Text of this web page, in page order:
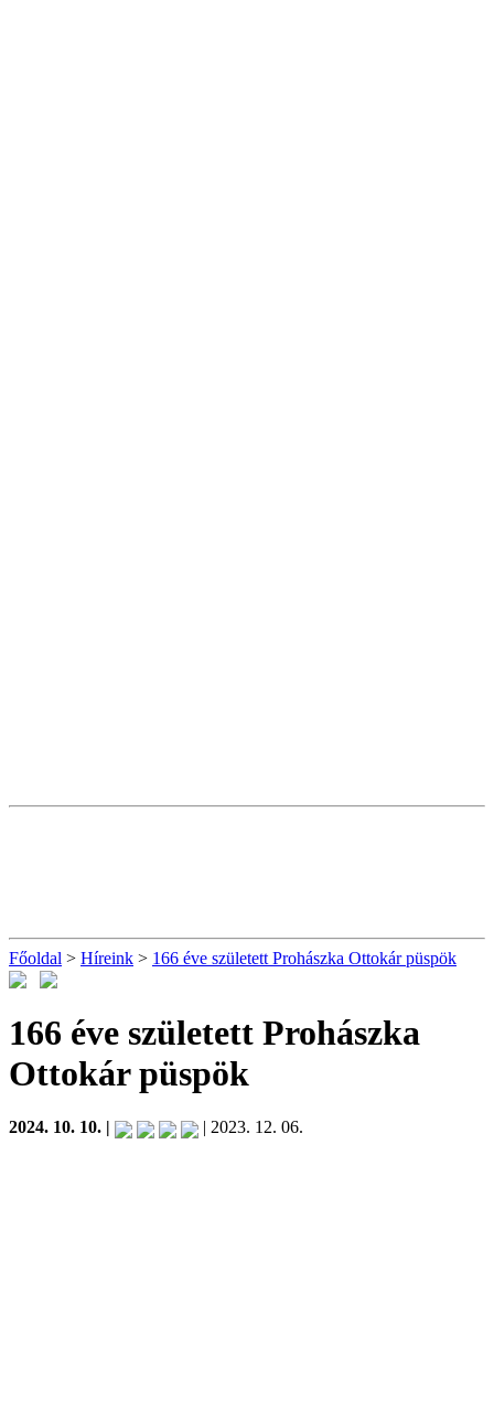
Főoldal > Híreink > 166 éve született Prohászka Ottokár püspök
166 éve született Prohászka
Ottokár püspök
2024. 10. 10. | | 2023. 12. 06.